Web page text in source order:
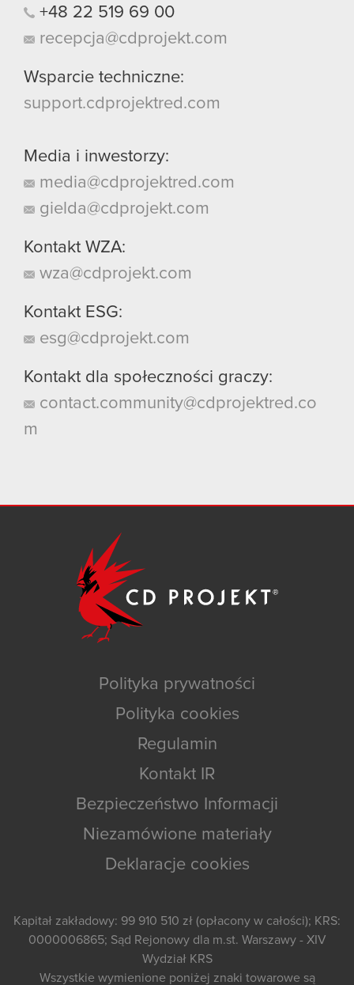
+48 22 519 69 00
recepcja@cdprojekt.com
Wsparcie techniczne:
support.cdprojektred.com
Media i inwestorzy:
media@cdprojektred.com
gielda@cdprojekt.com
Kontakt WZA:
wza@cdprojekt.com
Kontakt ESG:
esg@cdprojekt.com
Kontakt dla społeczności graczy:
contact.community@cdprojektred.co
m
Polityka prywatności
Polityka cookies
Regulamin
Kontakt IR
Bezpieczeństwo Informacji
Niezamówione materiały
Deklaracje cookies
Kapitał zakładowy: 99 910 510 zł (opłacony w całości); KRS:
0000006865; Sąd Rejonowy dla m.st. Warszawy - XIV
Wydział KRS
Wszystkie wymienione poniżej znaki towarowe są